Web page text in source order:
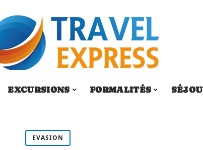
EXCURSIONS FORMALITÉS
EVASION